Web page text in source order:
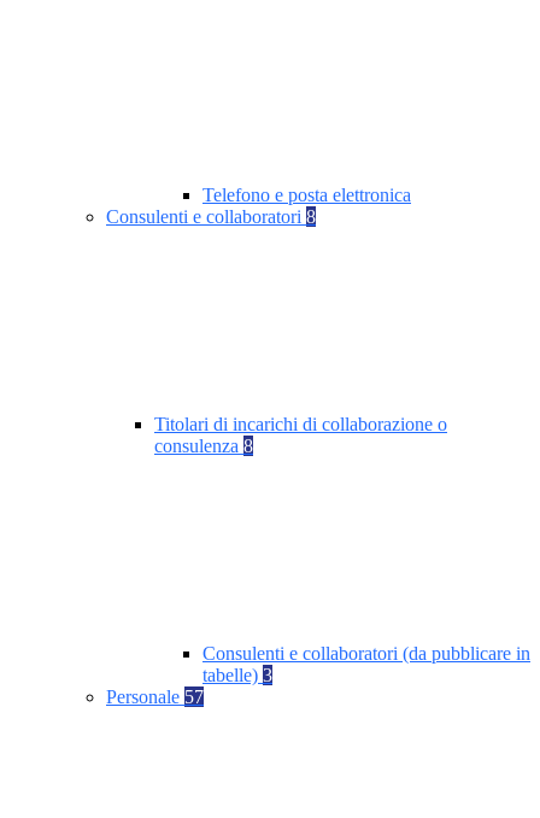
Telefono e posta elettronica
Consulenti e collaboratori 8
Titolari di incarichi di collaborazione o
consulenza 8
Consulenti e collaboratori (da pubblicare in
tabelle) 3
Personale 57